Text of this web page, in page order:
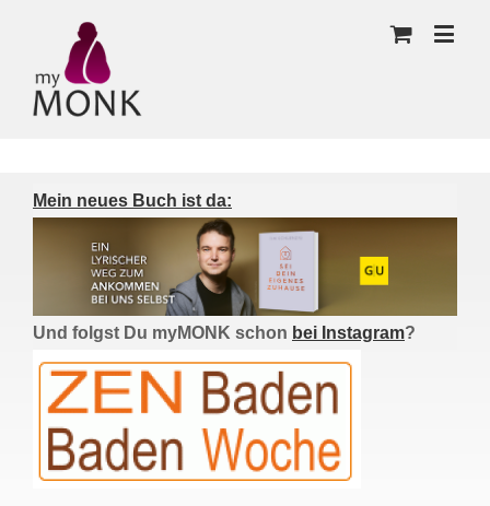
Mein neues Buch ist da:
Und folgst Du myMONK schon bei Instagram?